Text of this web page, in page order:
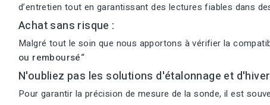
d’entretien tout en garantissant des lectures fiables dans
Achat sans risque :
Malgré tout le soin que nous apportons à vérifier la
ou remboursé“
N'oubliez pas les solutions d'étalonnage et
Pour garantir la précision de mesure de la sonde, il est